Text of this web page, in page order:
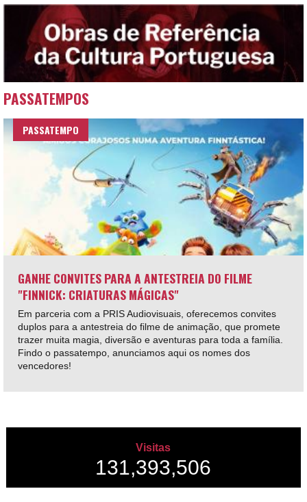
PASSATEMPOS
PASSATEMPO
GANHE CONVITES PARA A ANTESTREIA DO FILME
"FINNICK: CRIATURAS MÁGICAS"
Em parceria com a PRIS Audiovisuais, oferecemos convites
duplos para a antestreia do filme de animação, que promete
trazer muita magia, diversão e aventuras para toda a família.
Findo o passatempo, anunciamos aqui os nomes dos
vencedores!
Visitas
131,393,506